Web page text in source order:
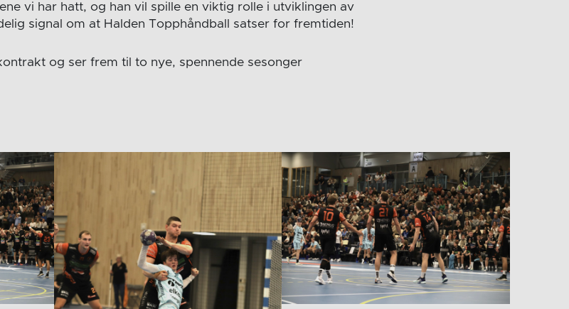
vi har hatt, og han vil spille en viktig rolle i utviklingen av
signal om at Halden Topphåndball satser for fremtiden!
og ser frem til to nye, spennende sesonger